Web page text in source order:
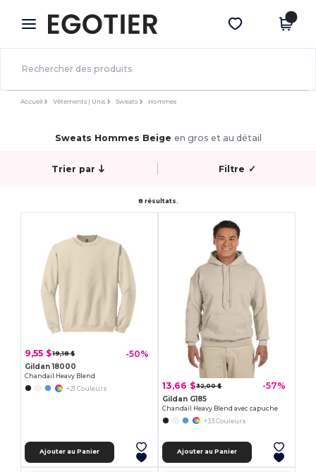
× Appli Egotier
Meilleurs prix sur l’app !
Obtenir l'appli
Accueil Vêtements | Unis Sweats Hommes
Sweats Hommes Beige en gros et au détail
Trier par Filtre ✓
8 résultats.
9,55 $19,18 $ -50%
Gildan 18000
Chandail Heavy Blend
+21 Couleurs
Ajouter au Panier
13,66 $32,00 $ -57%
Gildan G185
Chandail Heavy Blend avec capuche
+33 Couleurs
Ajouter au Panier